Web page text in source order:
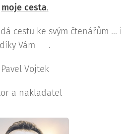
moje cesta.
cestu ke svým čtenářům ... i
díky Vám 🤍.
Pavel Vojtek
a nakladatel